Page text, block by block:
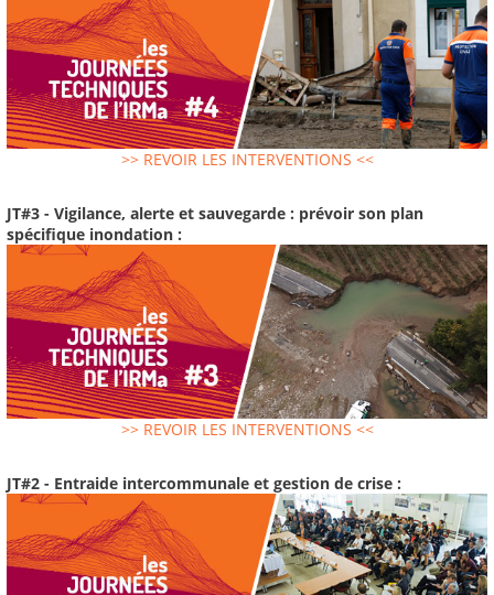
>> REVOIR LES INTERVENTIONS <<
JT#3 - Vigilance, alerte et sauvegarde : prévoir son plan
spécifique inondation :
>> REVOIR LES INTERVENTIONS <<
JT#2 - Entraide intercommunale et gestion de crise :